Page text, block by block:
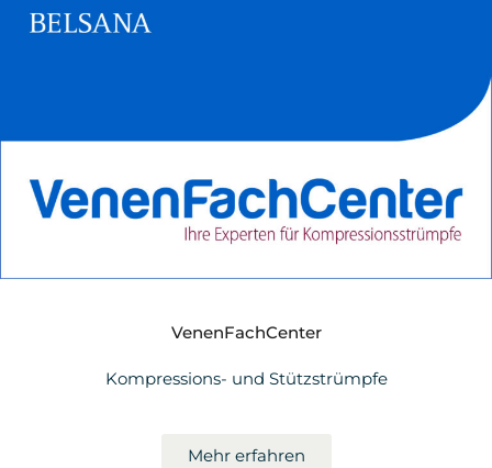
VenenFachCenter
Kompressions- und Stützstrümpfe
Mehr erfahren